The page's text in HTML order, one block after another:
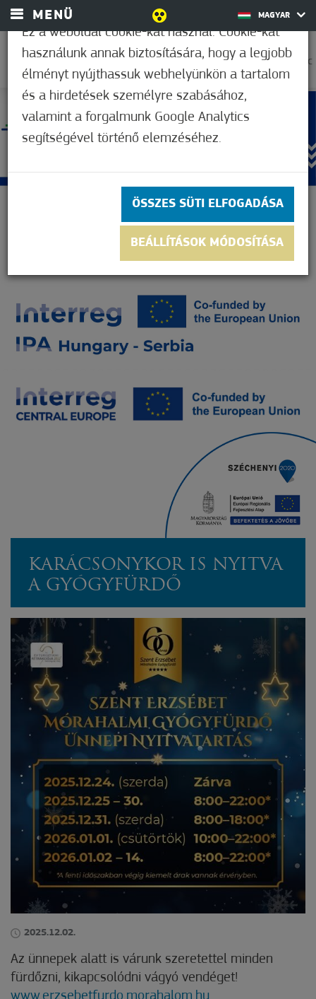
MENÜ MAGYAR
25,6°C
KARÁCSONYKOR IS NYITVA
A GYÓGYFÜRDŐ
2025.12.02.
Az ünnepek alatt is várunk szeretettel minden
fürdőzni, kikapcsolódni vágyó vendéget!
www.erzsebetfurdo.morahalom.hu
Ez a weboldal cookie-kat használ. Cookie-kat
használunk annak biztosítására, hogy a legjobb
élményt nyújthassuk webhelyünkön a tartalom
és a hirdetések személyre szabásához,
valamint a forgalmunk Google Analytics
segítségével történő elemzéséhez.
ÖSSZES SÜTI ELFOGADÁSA
BEÁLLÍTÁSOK MÓDOSÍTÁSA